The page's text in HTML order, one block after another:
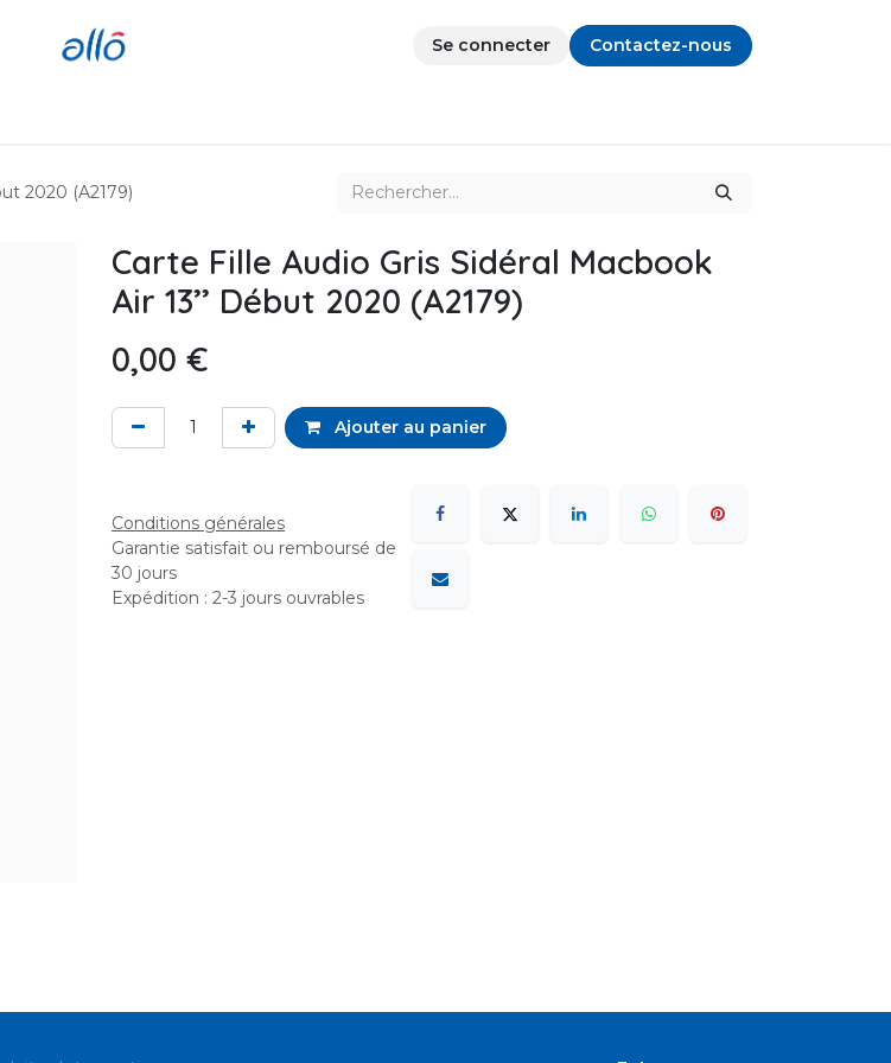
Se connecter
Contactez-nous
2020 (A2179)
Carte Fille Audio Gris Sidéral Macbook
Air 13’’ Début 2020 (A2179)
0,00 €
Ajouter au panier
Conditions générales
Garantie satisfait ou remboursé de
30 jours
Expédition : 2-3 jours ouvrables